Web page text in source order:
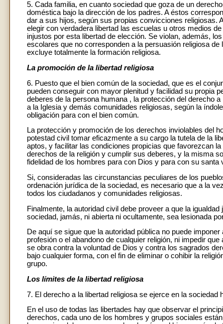
5. Cada familia, en cuanto sociedad que goza de un
doméstica bajo la dirección de los padres. A éstos
dar a sus hijos, según sus propias convicciones religiosas.
elegir con verdadera libertad las escuelas u otros medios
injustos por esta libertad de elección. Se violan, además,
escolares que no corresponden a la persuasión religiosa
excluye totalmente la formación religiosa.
La promoción de la libertad religiosa
6. Puesto que el bien común de la sociedad, que es el
pueden conseguir con mayor plenitud y facilidad su propia
deberes de la persona humana , la protección del derecho
a la Iglesia y demás comunidades religiosas, según la
obligación para con el bien común.
La protección y promoción de los derechos inviolables del
potestad civil tomar eficazmente a su cargo la tutela de la
aptos, y facilitar las condiciones propicias que favorezcan
derechos de la religión y cumplir sus deberes, y la misma
fidelidad de los hombres para con Dios y para con su santa
Si, consideradas las circunstancias peculiares de los
ordenación jurídica de la sociedad, es necesario que a la
todos los ciudadanos y comunidades religiosas.
Finalmente, la autoridad civil debe proveer a que la
sociedad, jamás, ni abierta ni ocultamente, sea lesionada
De aquí se sigue que la autoridad pública no puede
profesión o el abandono de cualquier religión, ni impedir
se obra contra la voluntad de Dios y contra los sagrados
bajo cualquier forma, con el fin de eliminar o cohibir la
grupo.
Los límites de la libertad religiosa
7. El derecho a la libertad religiosa se ejerce en la
En el uso de todas las libertades hay que observar el
derechos, cada uno de los hombres y grupos sociales